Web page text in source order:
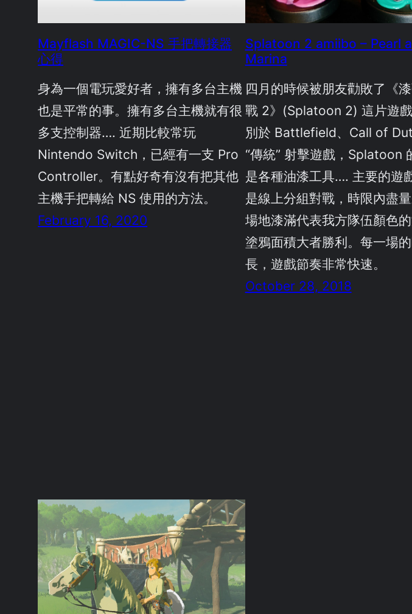
Mayflash MAGIC-NS 手把轉接器
心得
身為一個電玩愛好者，擁有多台主機
也是平常的事。擁有多台主機就有很
多支控制器…. 近期比較常玩
Nintendo Switch，已經有一支 Pro
Controller。有點好奇有沒有把其他
主機手把轉給 NS 使用的方法。
February 16, 2020
Splatoon 2 amiibo – Pearl
Marina
四月的時候被朋友勸敗了《
戰 2》(Splatoon 2) 這片遊
別於 Battlefield、Call of
“傳統” 射擊遊戲，Splatoon
是各種油漆工具…. 主要的遊
是線上分組對戰，時限內盡
場地漆滿代表我方隊伍顏色的
塗鴉面積大者勝利。每一場
長，遊戲節奏非常快速。
October 28, 2018